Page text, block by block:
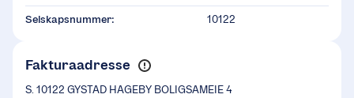
Selskapsnummer: 10122
Fakturaadresse
S. 10122 GYSTAD HAGEBY BOLIGSAMEIE 4